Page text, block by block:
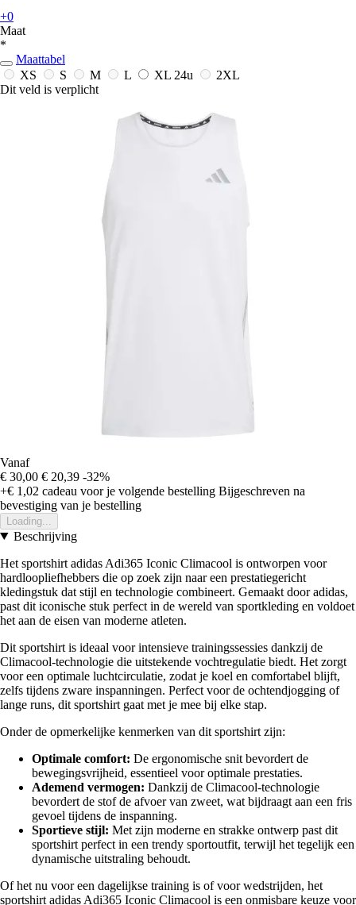
+0
Maat
*
Maattabel
XS
S M L XL 24u
2XL
Dit veld is verplicht
Vanaf
€ 30,00 € 20,39 -32%
+€ 1,02 cadeau voor je volgende bestelling Bijgeschreven na
bevestiging van je bestelling
Loading...
Beschrijving
Het sportshirt adidas Adi365 Iconic Climacool is ontworpen voor
hardloopliefhebbers die op zoek zijn naar een prestatiegericht
kledingstuk dat stijl en technologie combineert. Gemaakt door adidas,
past dit iconische stuk perfect in de wereld van sportkleding en voldoet
het aan de eisen van moderne atleten.
Dit sportshirt is ideaal voor intensieve trainingssessies dankzij de
Climacool-technologie die uitstekende vochtregulatie biedt. Het zorgt
voor een optimale luchtcirculatie, zodat je koel en comfortabel blijft,
zelfs tijdens zware inspanningen. Perfect voor de ochtendjogging of
lange runs, dit sportshirt gaat met je mee bij elke stap.
Onder de opmerkelijke kenmerken van dit sportshirt zijn:
Optimale comfort: De ergonomische snit bevordert de
bewegingsvrijheid, essentieel voor optimale prestaties.
Ademend vermogen: Dankzij de Climacool-technologie
bevordert de stof de afvoer van zweet, wat bijdraagt aan een fris
gevoel tijdens de inspanning.
Sportieve stijl: Met zijn moderne en strakke ontwerp past dit
sportshirt perfect in een trendy sportoutfit, terwijl het tegelijk een
dynamische uitstraling behoudt.
Of het nu voor een dagelijkse training is of voor wedstrijden, het
sportshirt adidas Adi365 Iconic Climacool is een onmisbare keuze voor